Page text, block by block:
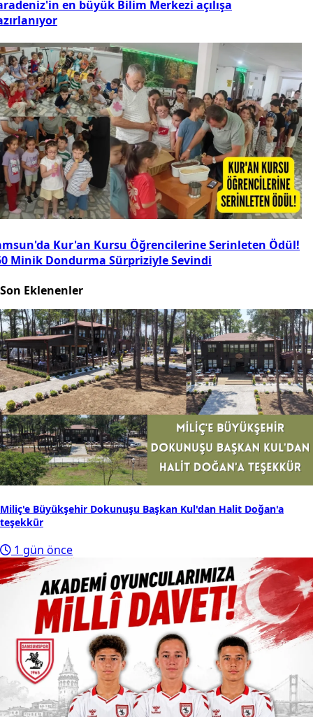
en büyük Bilim Merkezi açılışa
Kur'an Kursu Öğrencilerine Serinleten Ödül!
Minik Dondurma Sürpriziyle Sevindi
Son Eklenenler
Miliç'e Büyükşehir Dokunuşu Başkan Kul'dan Halit Doğan'a
teşekkür
1 gün önce